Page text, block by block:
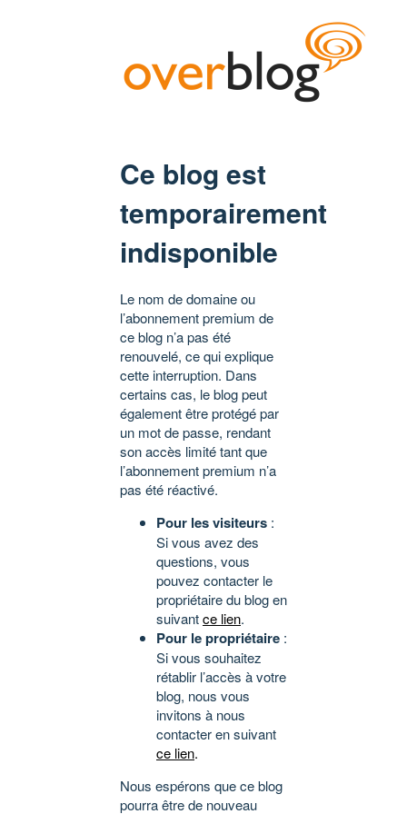
Ce blog est
temporairement
indisponible
Le nom de domaine ou
l’abonnement premium de
ce blog n’a pas été
renouvelé, ce qui explique
cette interruption. Dans
certains cas, le blog peut
également être protégé par
un mot de passe, rendant
son accès limité tant que
l’abonnement premium n’a
pas été réactivé.
Pour les visiteurs :
Si vous avez des
questions, vous
pouvez contacter le
propriétaire du blog en
suivantce lien.
Pour le propriétaire :
Si vous souhaitez
rétablir l’accès à votre
blog, nous vous
invitons à nous
contacter en suivant
ce lien.
Nous espérons que ce blog
pourra être de nouveau